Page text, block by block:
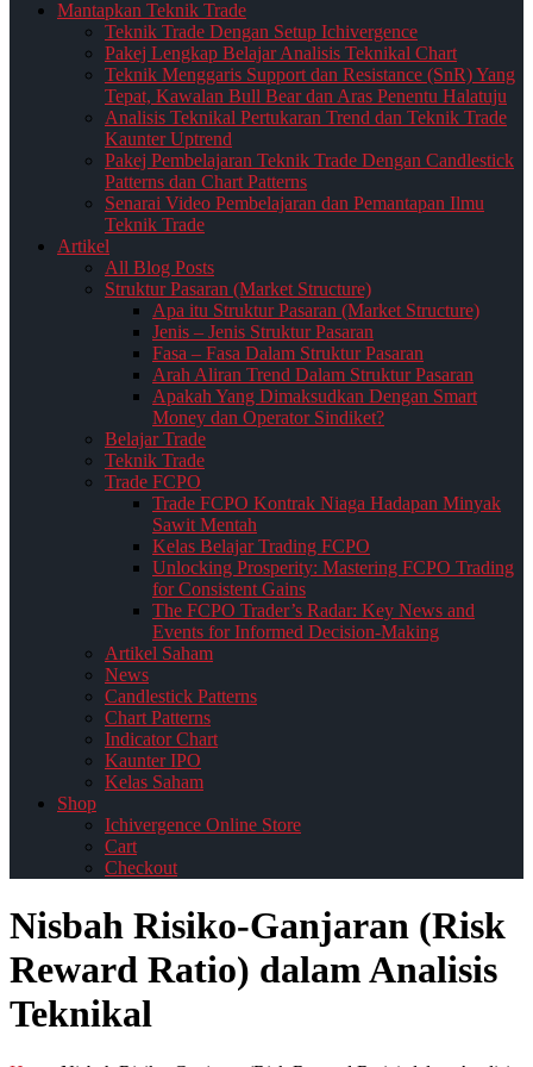
Mantapkan Teknik Trade
Teknik Trade Dengan Setup Ichivergence
Pakej Lengkap Belajar Analisis Teknikal Chart
Teknik Menggaris Support dan Resistance (SnR) Yang
Tepat, Kawalan Bull Bear dan Aras Penentu Halatuju
Analisis Teknikal Pertukaran Trend dan Teknik Trade
Kaunter Uptrend
Pakej Pembelajaran Teknik Trade Dengan Candlestick
Patterns dan Chart Patterns
Senarai Video Pembelajaran dan Pemantapan Ilmu
Teknik Trade
Artikel
All Blog Posts
Struktur Pasaran (Market Structure)
Apa itu Struktur Pasaran (Market Structure)
Jenis – Jenis Struktur Pasaran
Fasa – Fasa Dalam Struktur Pasaran
Arah Aliran Trend Dalam Struktur Pasaran
Apakah Yang Dimaksudkan Dengan Smart
Money dan Operator Sindiket?
Belajar Trade
Teknik Trade
Trade FCPO
Trade FCPO Kontrak Niaga Hadapan Minyak
Sawit Mentah
Kelas Belajar Trading FCPO
Unlocking Prosperity: Mastering FCPO Trading
for Consistent Gains
The FCPO Trader’s Radar: Key News and
Events for Informed Decision-Making
Artikel Saham
News
Candlestick Patterns
Chart Patterns
Indicator Chart
Kaunter IPO
Kelas Saham
Shop
Ichivergence Online Store
Cart
Checkout
Nisbah Risiko-Ganjaran (Risk
Reward Ratio) dalam Analisis
Teknikal